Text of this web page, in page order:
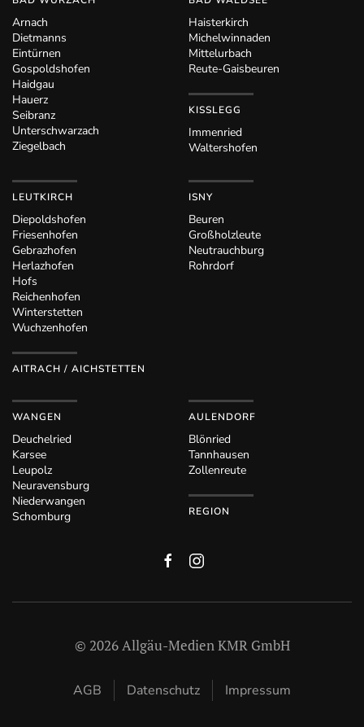
Arnach
Dietmanns
Eintürnen
Gospoldshofen
Haidgau
Hauerz
Seibranz
Unterschwarzach
Ziegelbach
Haisterkirch
Michelwinnaden
Mittelurbach
Reute-Gaisbeuren
KISSLEGG
Immenried
Waltershofen
LEUTKIRCH
Diepoldshofen
Friesenhofen
Gebrazhofen
Herlazhofen
Hofs
Reichenhofen
Winterstetten
Wuchzenhofen
AITRACH / AICHSTETTEN
ISNY
Beuren
Großholzleute
Neutrauchburg
Rohrdorf
WANGEN
Deuchelried
Karsee
Leupolz
Neuravensburg
Niederwangen
Schomburg
AULENDORF
Blönried
Tannhausen
Zollenreute
REGION
© 2026Allgäu-Medien KMR GmbH
AGB Datenschutz Impressum